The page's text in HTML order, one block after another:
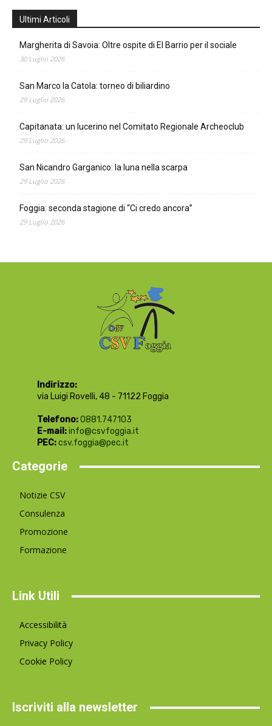
Ultimi Articoli
Margherita di Savoia: Oltre ospite di El Barrio per il sociale
30 Luglio 2026
San Marco la Catola: torneo di biliardino
29 Luglio 2026
Capitanata: un lucerino nel Comitato Regionale Archeoclub
29 Luglio 2026
San Nicandro Garganico: la luna nella scarpa
29 Luglio 2026
Foggia: seconda stagione di “Ci credo ancora”
29 Luglio 2026
Indirizzo:
via Luigi Rovelli, 48 - 71122 Foggia
Telefono:0881.747103
E-mail:info@csvfoggia.it
PEC:csv.foggia@pec.it
Categorie
Notizie CSV
Consulenza
Promozione
Formazione
Link Utili
Accessibilità
Privacy Policy
Cookie Policy
Iscriviti alla newsletter